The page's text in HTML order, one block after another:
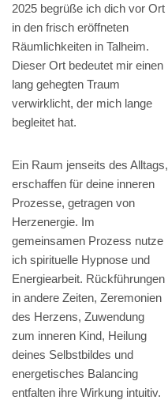
2025 begrüße ich dich vor Ort
in den frisch eröffneten
Räumlichkeiten in Talheim.
Dieser Ort bedeutet mir einen
lang gehegten Traum
verwirklicht, der mich lange
begleitet hat.
Ein Raum jenseits des Alltags,
erschaffen für deine inneren
Prozesse, getragen von
Herzenergie. Im
gemeinsamen Prozess nutze
ich spirituelle Hypnose und
Energiearbeit. Rückführungen
in andere Zeiten, Zeremonien
des Herzens, Zuwendung
zum inneren Kind, Heilung
deines Selbstbildes und
energetisches Balancing
entfalten ihre Wirkung intuitiv.